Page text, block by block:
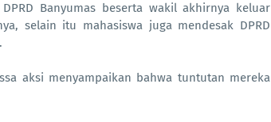
Banyumas beserta wakil akhirnya keluar
selain itu mahasiswa juga mendesak DPRD
aksi menyampaikan bahwa tuntutan mereka